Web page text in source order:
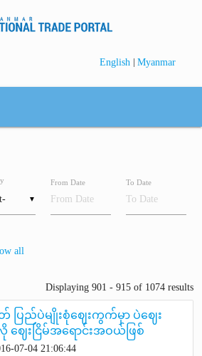
English | Myanmar
▼
From Date To Date
all
Displaying 901 - 915 of 1074 results
ပြည်ပဲမျိုးစုံဈေးကွက်မှာ ပဲဈေး
ေးငြိမ်အရောင်းအဝယ်ဖြစ်
07-04 21:06:44